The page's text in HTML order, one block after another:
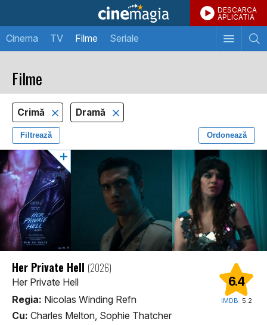
DESCARCA
APLICATIA
Cinema TV Filme Seriale
Filme
Crimă Dramă
Filtrează Ordonează
6.4
IMDB: 5.2
Her Private Hell (2026)
Her Private Hell
Regia: Nicolas Winding Refn
Cu: Charles Melton, Sophie Thatcher